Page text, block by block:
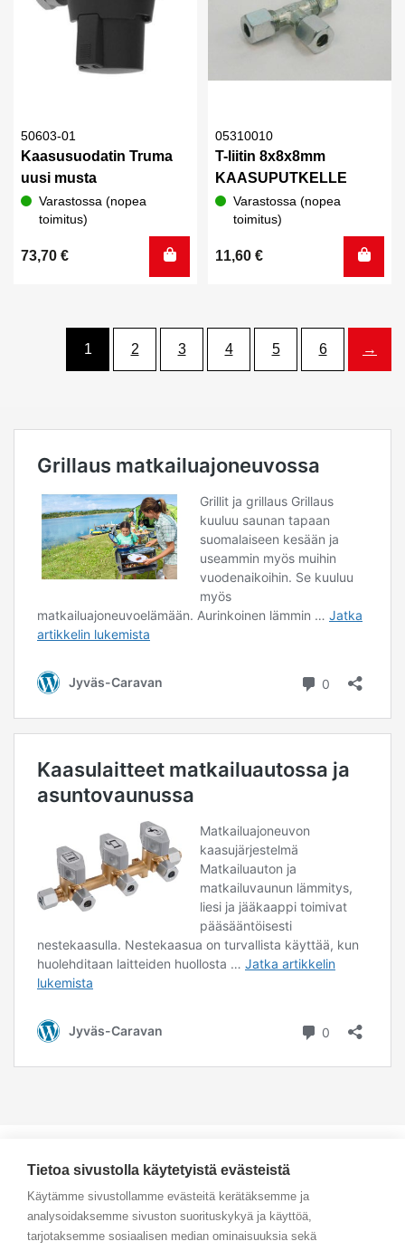
50603-01
Kaasusuodatin Truma
uusi musta
Varastossa (nopea
toimitus)
73,70 €
05310010
T-liitin 8x8x8mm
KAASUPUTKELLE
Varastossa (nopea
toimitus)
11,60 €
1 2 3 4 5 6 →
Yhteystiedot
Tietoa sivustolla käytetyistä evästeistä
Käytämme sivustollamme evästeitä kerätäksemme ja
analysoidaksemme sivuston suorituskykyä ja käyttöä,
tarjotaksemme sosiaalisen median ominaisuuksia sekä